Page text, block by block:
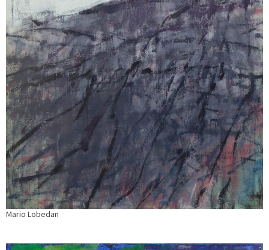
Mario Lobedan